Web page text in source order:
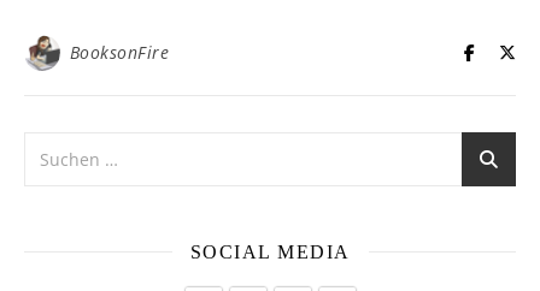
BooksonFire
SOCIAL MEDIA